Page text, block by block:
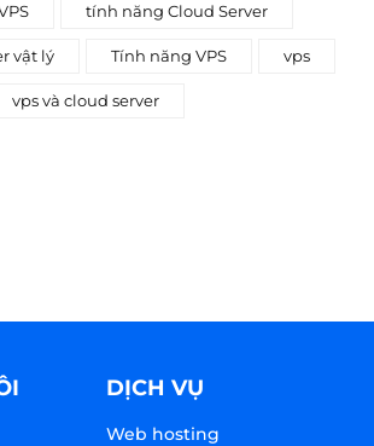
tính năng Cloud Server
vật lý Tính năng VPS vps
vps và cloud server
DỊCH VỤ
Web hosting